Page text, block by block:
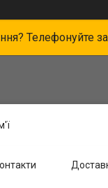
Телефонуйте